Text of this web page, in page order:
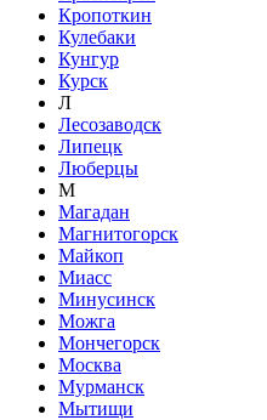
Кропоткин
Кулебаки
Кунгур
Курск
Л
Лесозаводск
Липецк
Люберцы
М
Магадан
Магнитогорск
Майкоп
Миасс
Минусинск
Можга
Мончегорск
Москва
Мурманск
Мытищи